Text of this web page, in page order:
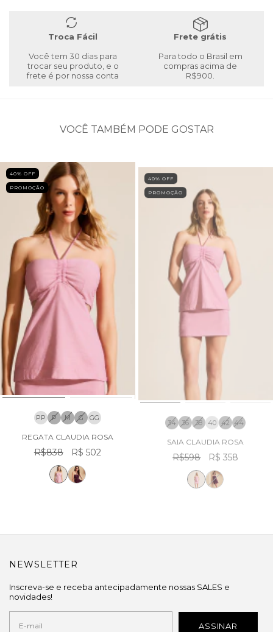
Troca Fácil
Você tem 30 dias para
trocar seu produto, e o
frete é por nossa conta
Frete grátis
Para todo o Brasil em
compras acima de
R$900.
VOCÊ TAMBÉM PODE GOSTAR
40% OFF
PROMOÇÃO
PP P M G GG
REGATA CLAUDIA ROSA
R$838 R$ 502
40% OFF
PROMOÇÃO
34 36 38 40 42 44
SAIA CLAUDIA ROSA
R$598 R$ 358
NEWSLETTER
Inscreva-se e receba antecipadamente nossas SALES e
novidades!